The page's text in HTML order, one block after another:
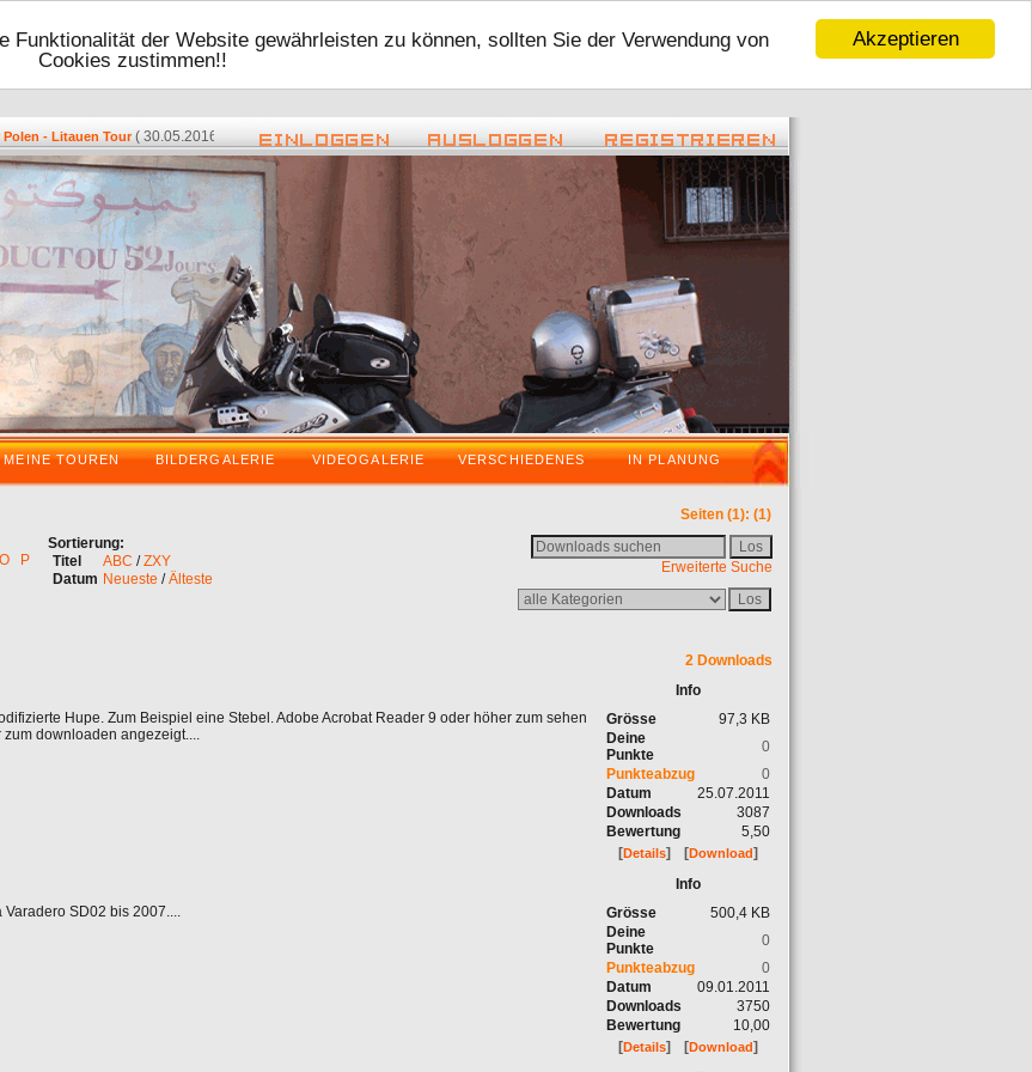
Akzeptieren
der Website gewährleisten zu können, sollten Sie der Verwendung von
Cookies zustimmen!!
- Litauen Tour( 30.05.2016 - 17:48 ) -Zurück vom VDT 2016 ( 08.05.2016 - 22:45 ) -Tour 2016( 06.01.2016 - 16:59 ) -
MEINE TOUREN BILDERGALERIE VIDEOGALERIE VERSCHIEDENES IN PLANUNG
Seiten (1): (1)
O
P
Sortierung:
Titel
ABC /ZXY
Datum Neueste /Älteste
Erweiterte Suche
2 Downloads
Info
Hupe. Zum Beispiel eine Stebel. Adobe Acrobat Reader 9 oder höher zum sehen
downloaden angezeigt....
Grösse
97,3 KB
Deine
Punkte
0
Punkteabzug
0
Datum
25.07.2011
Downloads
3087
Bewertung
5,50
[Details] [Download]
Info
SD02 bis 2007....
Grösse
500,4 KB
Deine
Punkte
0
Punkteabzug
0
Datum
09.01.2011
Downloads
3750
Bewertung
10,00
[Details] [Download]